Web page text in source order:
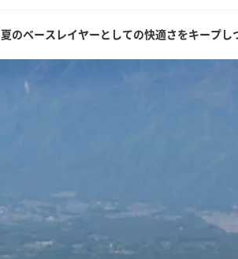
夏のベースレイヤーとしての快適さをキープ